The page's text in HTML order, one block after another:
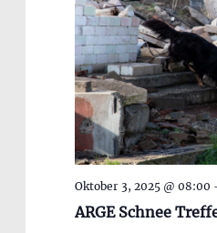
ARGE Schnee
Oktober 3, 2025 @ 08:00